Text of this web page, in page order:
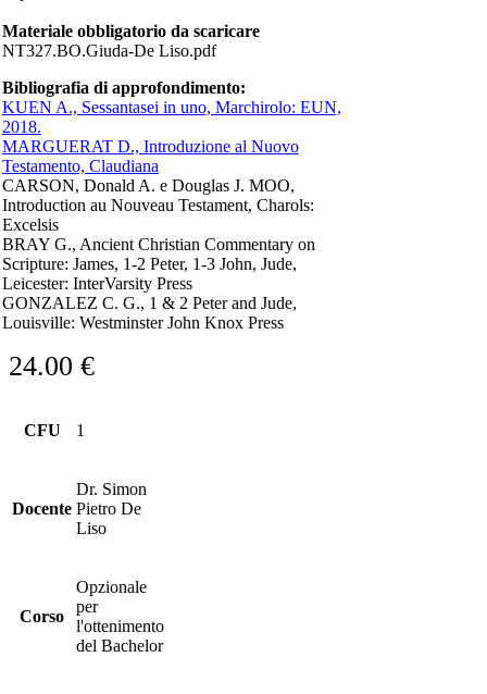
Materiale obbligatorio da scaricare
NT327.BO.Giuda-De Liso.pdf
Bibliografia di approfondimento:
KUEN A., Sessantasei in uno, Marchirolo: EUN,
2018.
MARGUERAT D., Introduzione al Nuovo
Testamento, Claudiana
CARSON, Donald A. e Douglas J. MOO,
Introduction au Nouveau Testament, Charols:
Excelsis
BRAY G., Ancient Christian Commentary on
Scripture: James, 1-2 Peter, 1-3 John, Jude,
Leicester: InterVarsity Press
GONZALEZ C. G., 1 & 2 Peter and Jude,
Louisville: Westminster John Knox Press
24.00 €
CFU 1
Docente
Dr. Simon
Pietro De
Liso
Corso
Opzionale
per
l'ottenimento
del Bachelor